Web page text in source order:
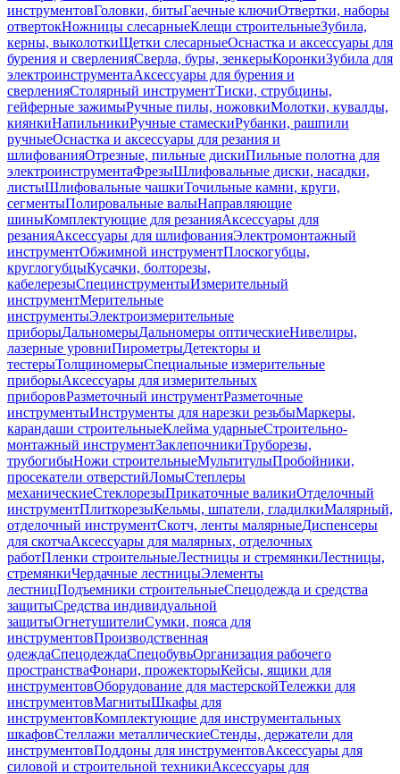
инструментовГоловки, битыГаечные ключиОтвертки, наборы
отвертокНожницы слесарныеКлещи строительныеЗубила,
керны, выколоткиЩетки слесарныеОснастка и аксессуары для
бурения и сверленияСверла, буры, зенкерыКоронкиЗубила для
электроинструментаАксессуары для бурения и
сверленияСтолярный инструментТиски, струбцины,
гейферные зажимыРучные пилы, ножовкиМолотки, кувалды,
киянкиНапильникиРучные стамескиРубанки, рашпили
ручныеОснастка и аксессуары для резания и
шлифованияОтрезные, пильные дискиПильные полотна для
электроинструментаФрезыШлифовальные диски, насадки,
листыШлифовальные чашкиТочильные камни, круги,
сегментыПолировальные валыНаправляющие
шиныКомплектующие для резанияАксессуары для
резанияАксессуары для шлифованияЭлектромонтажный
инструментОбжимной инструментПлоскогубцы,
круглогубцыКусачки, болторезы,
кабелерезыСпецинструментыИзмерительный
инструментМерительные
инструментыЭлектроизмерительные
приборыДальномерыДальномеры оптическиеНивелиры,
лазерные уровниПирометрыДетекторы и
тестерыТолщиномерыСпециальные измерительные
приборыАксессуары для измерительных
приборовРазметочный инструментРазметочные
инструментыИнструменты для нарезки резьбыМаркеры,
карандаши строительныеКлейма ударныеСтроительно-
монтажный инструментЗаклепочникиТруборезы,
трубогибыНожи строительныеМультитулыПробойники,
просекатели отверстийЛомыСтеплеры
механическиеСтеклорезыПрикаточные валикиОтделочный
инструментПлиткорезыКельмы, шпатели, гладилкиМалярный,
отделочный инструментСкотч, ленты малярныеДиспенсеры
для скотчаАксессуары для малярных, отделочных
работПленки строительныеЛестницы и стремянкиЛестницы,
стремянкиЧердачные лестницыЭлементы
лестницПодъемники строительныеСпецодежда и средства
защитыСредства индивидуальной
защитыОгнетушителиСумки, пояса для
инструментовПроизводственная
одеждаСпецодеждаСпецобувьОрганизация рабочего
пространстваФонари, прожекторыКейсы, ящики для
инструментовОборудование для мастерскойТележки для
инструментовМагнитыШкафы для
инструментовКомплектующие для инструментальных
шкафовСтеллажи металлическиеСтенды, держатели для
инструментовПоддоны для инструментовАксессуары для
силовой и строительной техникиАксессуары для